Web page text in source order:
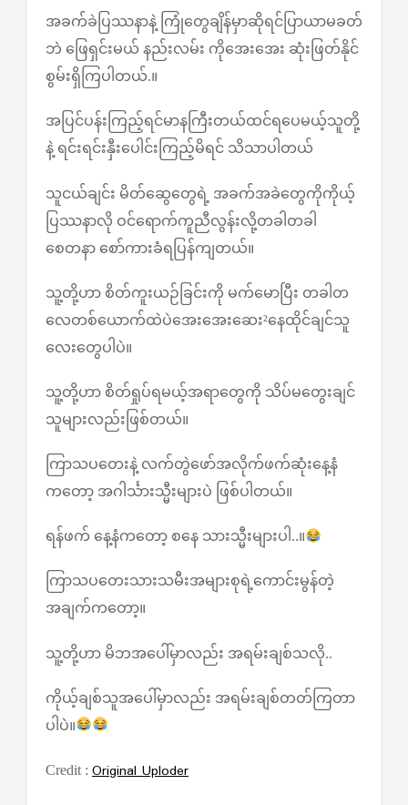
အခက်ခဲပြဿနာနဲ့ ကြုံတွေချိန်မှာဆိုရင်ပြာယာမခတ်
ဘဲ ဖြေရှင်းမယ် နည်းလမ်း ကိုအေးအေး ဆုံးဖြတ်နိုင်
စွမ်းရှိကြပါတယ်.။
အပြင်ပန်းကြည့်ရင်မာနကြီးတယ်ထင်ရပေမယ့်သူတို့
နဲ့ ရင်းရင်းနှီးပေါင်းကြည့်မိရင် သိသာပါတယ်
သူငယ်ချင်း မိတ်ဆွေတွေရဲ့ အခက်အခဲတွေကိုကိုယ့်
ပြဿနာလို ဝင်ရောက်ကူညီလွန်းလို့တခါတခါ
စေတနာ စော်ကားခံရပြန်ကျတယ်။
သူ့တို့ဟာ စိတ်ကူးယဉ်ခြင်းကို မက်မောပြီး တခါတ
လေတစ်ယောက်ထဲပဲအေးအေးဆေး²နေထိုင်ချင်သူ
လေးတွေပါပဲ။
သူ့တို့ဟာ စိတ်ရှုပ်ရမယ့်အရာတွေကို သိပ်မတွေးချင်
သူများလည်းဖြစ်တယ်။
ကြာသပတေးနဲ့ လက်တွဲဖော်အလိုက်ဖက်ဆုံးနေ့နံ
ကတော့ အဂါင်္သားသ္မီးများပဲ ဖြစ်ပါတယ်။
ရန်ဖက် နေ့နံကတော့ စနေ သားသ္မီးများပါ..။
ကြာသပတေးသားသမီးအများစုရဲ့ကောင်းမွန်တဲ့
အချက်ကတော့။
သူ့တို့ဟာ မိဘအပေါ်မှာလည်း အရမ်းချစ်သလို..
ကိုယ့်ချစ်သူအပေါ်မှာလည်း အရမ်းချစ်တတ်ကြတာ
ပါပဲ။
Credit : Original Uploder